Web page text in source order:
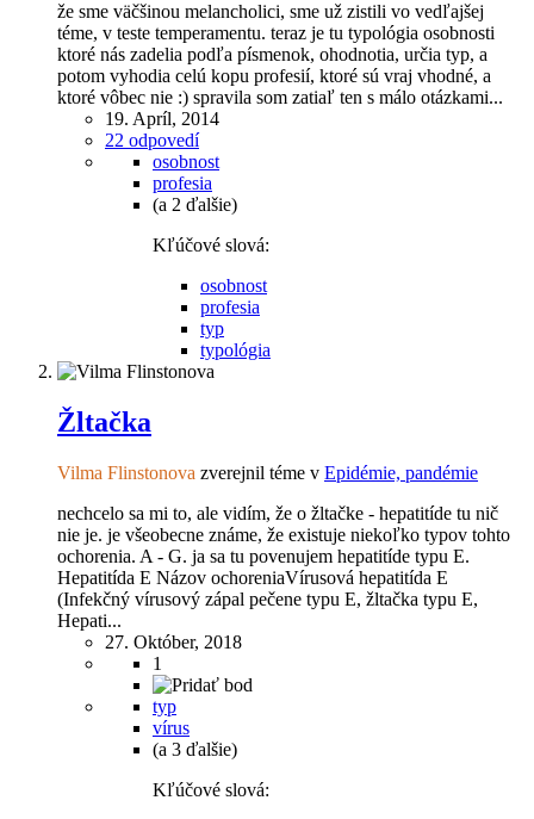
že sme väčšinou melancholici, sme už zistili vo vedľajšej
téme, v teste temperamentu. teraz je tu typológia osobnosti
ktoré nás zadelia podľa písmenok, ohodnotia, určia typ, a
potom vyhodia celú kopu profesií, ktoré sú vraj vhodné, a
ktoré vôbec nie :) spravila som zatiaľ ten s málo otázkami...
19. Apríl, 2014
22 odpovedí
osobnost
profesia
(a 2 ďalšie)
Kľúčové slová:
osobnost
profesia
typ
typológia
Žltačka
Vilma Flinstonova zverejnil téme v Epidémie, pandémie
nechcelo sa mi to, ale vidím, že o žltačke - hepatitíde tu nič
nie je. je všeobecne známe, že existuje niekoľko typov tohto
ochorenia. A - G. ja sa tu povenujem hepatitíde typu E.
Hepatitída E Názov ochoreniaVírusová hepatitída E
(Infekčný vírusový zápal pečene typu E, žltačka typu E,
Hepati...
27. Október, 2018
1
typ
vírus
(a 3 ďalšie)
Kľúčové slová: